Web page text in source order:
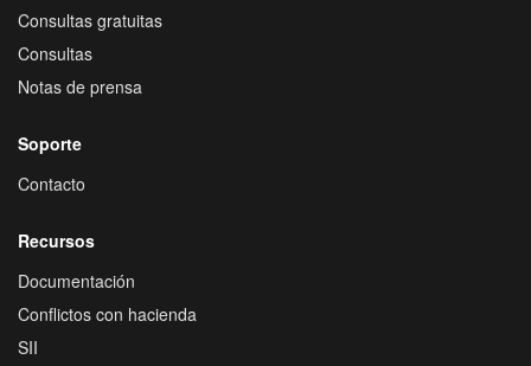
Consultas gratuitas
Consultas
Notas de prensa
Soporte
Contacto
Recursos
Documentación
Conflictos con hacienda
SII